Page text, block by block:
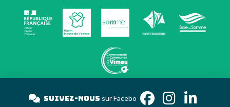
Suivez-noussur Fac